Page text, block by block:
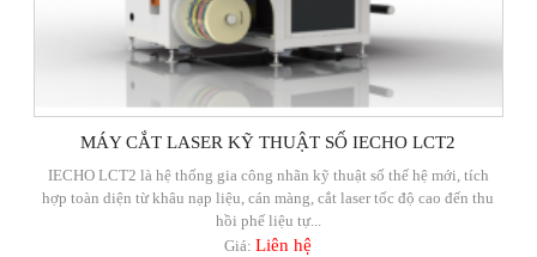
MÁY CẮT LASER KỸ THUẬT SỐ IECHO LCT2
IECHO LCT2 là hệ thống gia công nhãn kỹ thuật số thế hệ mới, tích
hợp toàn diện từ khâu nạp liệu, cán màng, cắt laser tốc độ cao đến thu
hồi phế liệu tự...
Giá:Liên hệ